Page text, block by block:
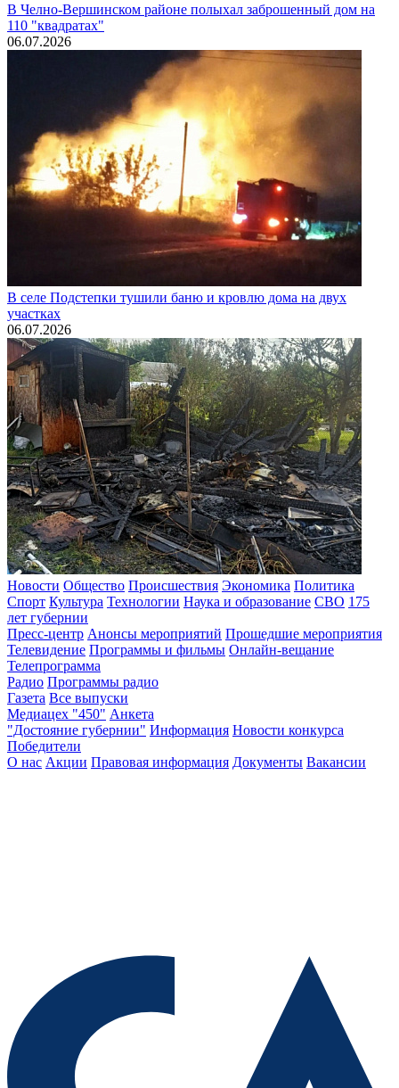
В Челно-Вершинском районе полыхал заброшенный дом на
110 "квадратах"
06.07.2026
В селе Подстепки тушили баню и кровлю дома на двух
участках
06.07.2026
Новости Общество Происшествия Экономика Политика
Спорт Культура Технологии Наука и образование СВО 175
лет губернии
Пресс-центр Анонсы мероприятий Прошедшие мероприятия
Телевидение Программы и фильмы Онлайн-вещание
Телепрограмма
Радио Программы радио
Газета Все выпуски
Медиацех "450" Анкета
"Достояние губернии" Информация Новости конкурса
Победители
О нас Акции Правовая информация Документы Вакансии